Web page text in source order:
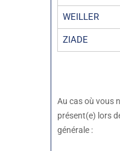
WEILLER
ZIADE
Au cas où vous
présent(e) lors
générale :